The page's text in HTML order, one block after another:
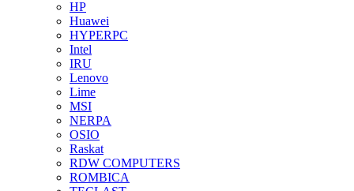
HP
Huawei
HYPERPC
Intel
IRU
Lenovo
Lime
MSI
NERPA
OSIO
Raskat
RDW COMPUTERS
ROMBICA